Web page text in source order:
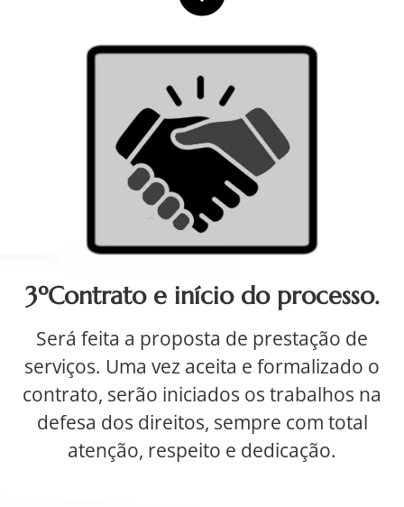
3ºContrato e início do processo.
Será feita a proposta de prestação de
serviços. Uma vez aceita e formalizado o
contrato, serão iniciados os trabalhos na
defesa dos direitos, sempre com total
atenção, respeito e dedicação.